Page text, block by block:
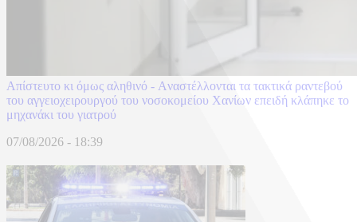
Απίστευτο κι όμως αληθινό - Aναστέλλονται τα τακτικά ραντεβού
του αγγειοχειρουργού του νοσοκομείου Χανίων επειδή κλάπηκε το
μηχανάκι του γιατρού
07/08/2026 - 18:39